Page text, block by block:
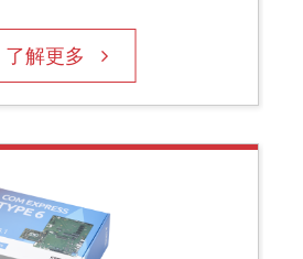
了解更多